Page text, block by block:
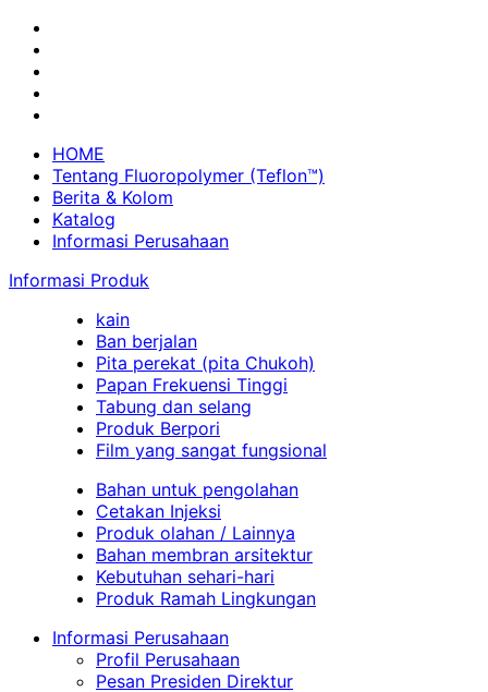
HOME
Tentang Fluoropolymer (Teflon™)
Berita & Kolom
Katalog
Informasi Perusahaan
Informasi Produk
kain
Ban berjalan
Pita perekat (pita Chukoh)
Papan Frekuensi Tinggi
Tabung dan selang
Produk Berpori
Film yang sangat fungsional
Bahan untuk pengolahan
Cetakan Injeksi
Produk olahan / Lainnya
Bahan membran arsitektur
Kebutuhan sehari-hari
Produk Ramah Lingkungan
Informasi Perusahaan
Profil Perusahaan
Pesan Presiden Direktur